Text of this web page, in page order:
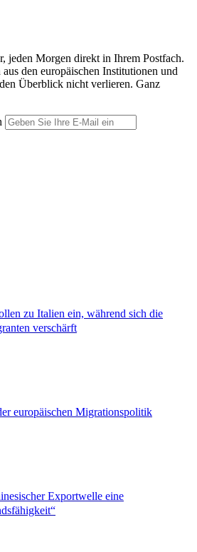
jeden Morgen direkt in Ihrem Postfach.
den europäischen Institutionen und
Überblick nicht verlieren. Ganz
zu Italien ein, während sich die
verschärft
europäischen Migrationspolitik
Exportwelle eine